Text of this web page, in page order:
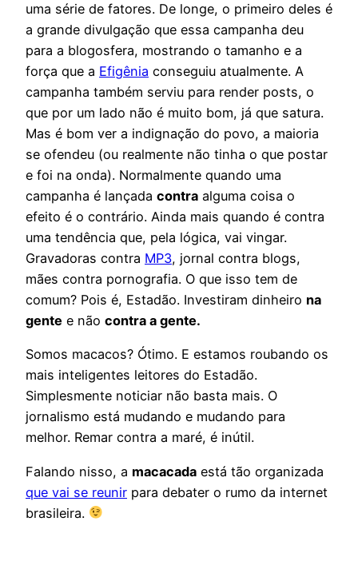
uma série de fatores. De longe, o primeiro deles é
a grande divulgação que essa campanha deu
para a blogosfera, mostrando o tamanho e a
força que a Efigênia conseguiu atualmente. A
campanha também serviu para render posts, o
que por um lado não é muito bom, já que satura.
Mas é bom ver a indignação do povo, a maioria
se ofendeu (ou realmente não tinha o que postar
e foi na onda). Normalmente quando uma
campanha é lançada contra alguma coisa o
efeito é o contrário. Ainda mais quando é contra
uma tendência que, pela lógica, vai vingar.
Gravadoras contra MP3, jornal contra blogs,
mães contra pornografia. O que isso tem de
comum? Pois é, Estadão. Investiram dinheiro na
gente e não contra a gente.
Somos macacos? Ótimo. E estamos roubando os
mais inteligentes leitores do Estadão.
Simplesmente noticiar não basta mais. O
jornalismo está mudando e mudando para
melhor. Remar contra a maré, é inútil.
Falando nisso, a macacada está tão organizada
que vai se reunir para debater o rumo da internet
brasileira.